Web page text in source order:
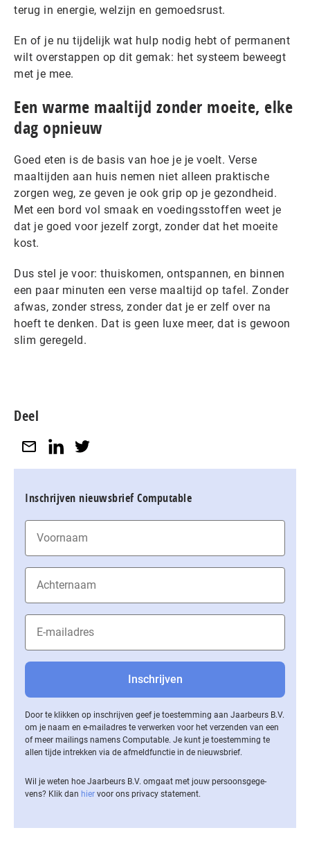
terug in energie, welzijn en gemoedsrust.
En of je nu tijdelijk wat hulp nodig hebt of permanent
wilt overstappen op dit gemak: het systeem beweegt
met je mee.
Een warme maaltijd zonder moeite, elke
dag opnieuw
Goed eten is de basis van hoe je je voelt. Verse
maaltijden aan huis nemen niet alleen praktische
zorgen weg, ze geven je ook grip op je gezondheid.
Met een bord vol smaak en voedingsstoffen weet je
dat je goed voor jezelf zorgt, zonder dat het moeite
kost.
Dus stel je voor: thuiskomen, ontspannen, en binnen
een paar minuten een verse maaltijd op tafel. Zonder
afwas, zonder stress, zonder dat je er zelf over na
hoeft te denken. Dat is geen luxe meer, dat is gewoon
slim geregeld.
Deel
Inschrijven nieuwsbrief Computable
Door te klikken op inschrijven geef je toestemming aan Jaarbeurs B.V.
om je naam en e-mailadres te verwerken voor het verzenden van een
of meer mailings namens Computable. Je kunt je toestemming te
allen tijde intrekken via de af­meld­func­tie in de nieuwsbrief.
Wil je weten hoe Jaarbeurs B.V. omgaat met jouw per­soons­ge­ge­
vens? Klik dan hier voor ons privacy statement.